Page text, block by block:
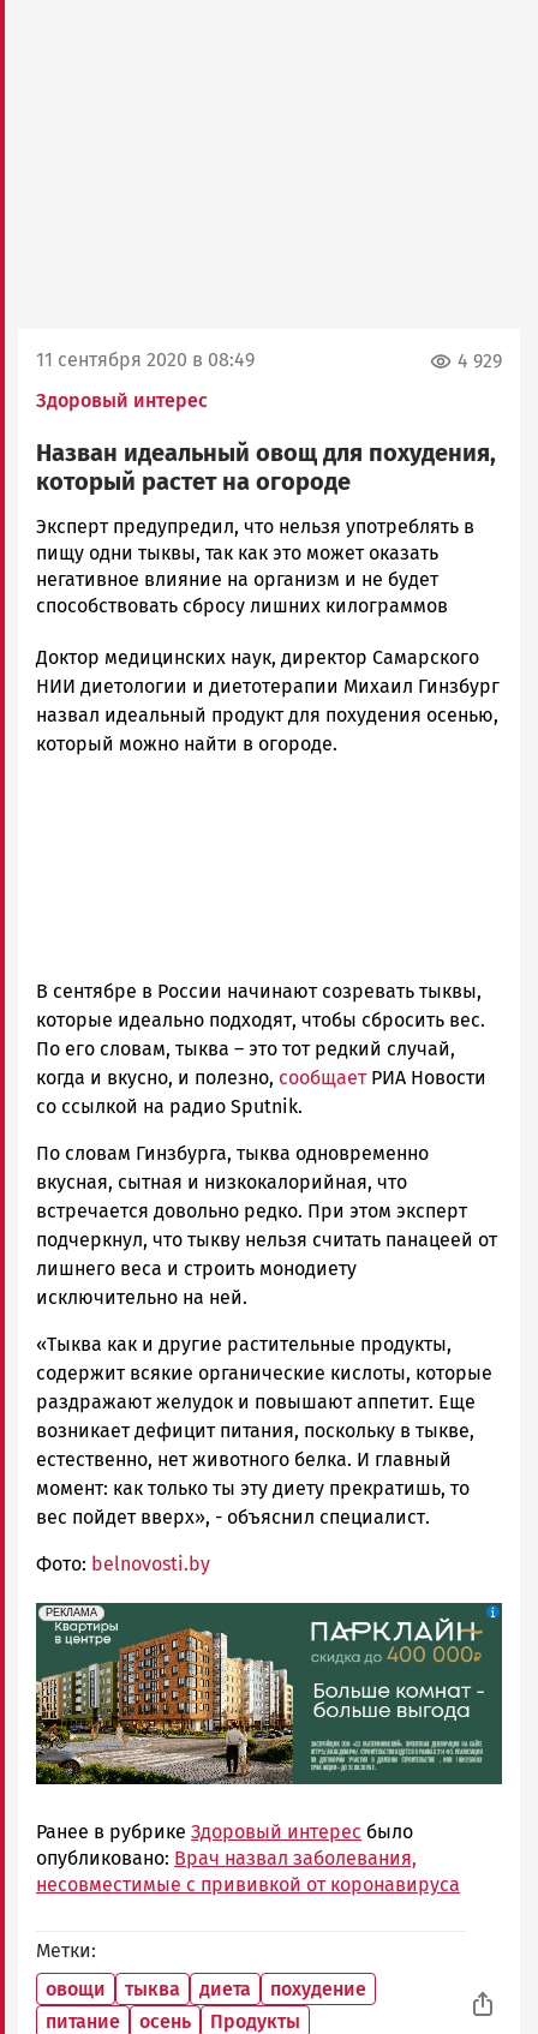
11 сентября 2020 в 08:49
Здоровый интерес
4 929
Назван идеальный овощ для похудения,
который растет на огороде
Ольга
Гаврилова
Новости
Петрозаводска
Карелии
|
Петрозаводск
ГОВОРИТ
Эксперт предупредил, что нельзя употреблять в
пищу одни тыквы, так как это может оказать
негативное влияние на организм и не будет
способствовать сбросу лишних килограммов
Доктор медицинских наук, директор Самарского
НИИ диетологии и диетотерапии Михаил Гинзбург
назвал идеальный продукт для похудения осенью,
который можно найти в огороде.
В сентябре в России начинают созревать тыквы,
которые идеально подходят, чтобы сбросить вес.
По его словам, тыква – это тот редкий случай,
когда и вкусно, и полезно, сообщаетРИА Новости
со ссылкой на радио Sputnik.
По словам Гинзбурга, тыква одновременно
вкусная, сытная и низкокалорийная, что
встречается довольно редко. При этом эксперт
подчеркнул, что тыкву нельзя считать панацеей от
лишнего веса и строить монодиету
исключительно на ней.
«Тыква как и другие растительные продукты,
содержит всякие органические кислоты, которые
раздражают желудок и повышают аппетит. Еще
возникает дефицит питания, поскольку в тыкве,
естественно, нет животного белка. И главный
момент: как только ты эту диету прекратишь, то
вес пойдет вверх», - объяснил специалист.
Фото: belnovosti.by
erid: 2SDnjdeSPnB
РЕКЛАМА
Реклама
Ранее в рубрике Здоровый интерес было
опубликовано: Врач назвал заболевания,
несовместимые с прививкой от коронавируса
Метки
овощи
тыква диета
похудение
питание
осень
Продукты